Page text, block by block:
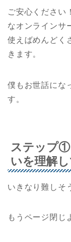
ご安心ください
なオンラインサ
使えばめんどく
きます。
僕もお世話にな
す。
ステップ①
いを理解
いきなり難しそ
もうページ閉じ